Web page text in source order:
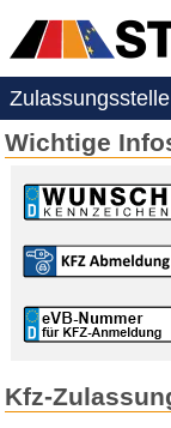
Zulassungsstelle
Wichtige
Kfz-